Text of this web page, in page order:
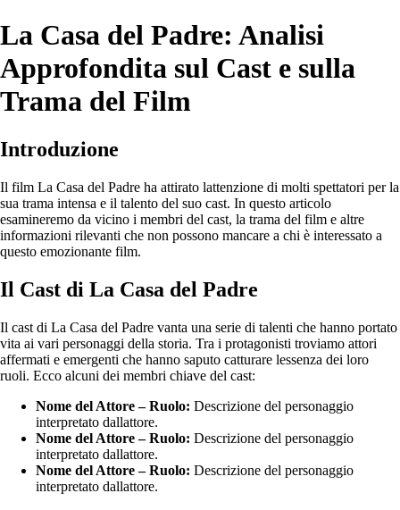
La Casa del Padre: Analisi
Approfondita sul Cast e sulla
Trama del Film
Introduzione
Il film La Casa del Padre ha attirato lattenzione di molti spettatori per la
sua trama intensa e il talento del suo cast. In questo articolo
esamineremo da vicino i membri del cast, la trama del film e altre
informazioni rilevanti che non possono mancare a chi è interessato a
questo emozionante film.
Il Cast di La Casa del Padre
Il cast di La Casa del Padre vanta una serie di talenti che hanno portato
vita ai vari personaggi della storia. Tra i protagonisti troviamo attori
affermati e emergenti che hanno saputo catturare lessenza dei loro
ruoli. Ecco alcuni dei membri chiave del cast:
Nome del Attore – Ruolo: Descrizione del personaggio
interpretato dallattore.
Nome del Attore – Ruolo: Descrizione del personaggio
interpretato dallattore.
Nome del Attore – Ruolo: Descrizione del personaggio
interpretato dallattore.